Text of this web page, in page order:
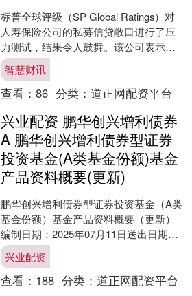
标普全球评级（SP Global Ratings）对
人寿保险公司的私募信贷敞口进行了压
力测试，结果令人鼓舞。该公司表示，
人寿保险公司具有“韧性”，并已做好充分
准....
智慧财讯
查看： 86 分类： 道正网配资平台
兴业配资 鹏华创兴增利债券
A 鹏华创兴增利债券型证券
投资基金(A类基金份额)基金
产品资料概要(更新)
鹏华创兴增利债券型证券投资基金（A类
基金份额）基金产品资料概要（更新）
编制日期：2025年07月11日送出日期：
2025年07月15日本概要提供本基金的重
要信息....
兴业配资
查看： 188 分类： 道正网配资平台